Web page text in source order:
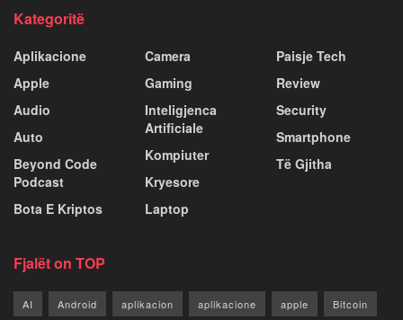
Kategoritë
Aplikacione
Apple
Audio
Auto
Beyond Code
Podcast
Bota E Kriptos
Camera
Gaming
Inteligjenca
Artificiale
Kompiuter
Kryesore
Laptop
Paisje Tech
Review
Security
Smartphone
Të Gjitha
Fjalët on TOP
AI Android aplikacion aplikacione apple Bitcoin